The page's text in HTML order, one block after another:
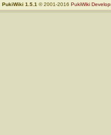
PukiWiki 1.5.1 © 2001-2016 PukiWiki